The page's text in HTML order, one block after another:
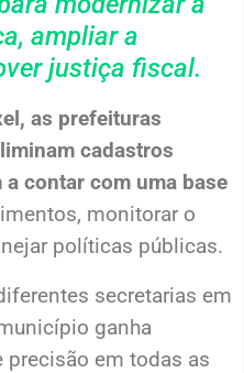
ampliar a
justiça fiscal.
as prefeituras
cadastros
contar com uma base
monitorar o
políticas públicas.
secretarias em
ganha
precisão em todas as